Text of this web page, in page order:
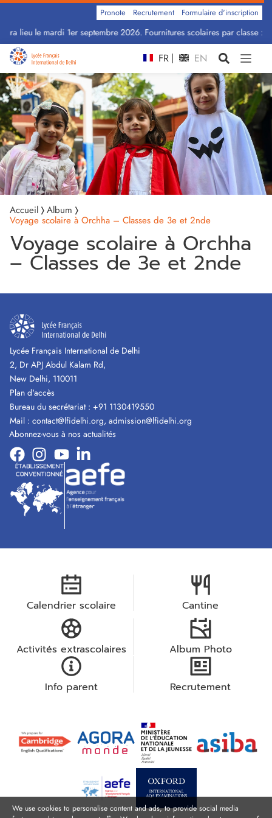
lieu le mardi 1er septembre 2026. Fournitures scolaires par classe :
Pronote Recrutement Formulaire d'inscription
FR EN
Accueil Album
Voyage scolaire à Orchha – Classes de 3e et 2nde
Voyage scolaire à Orchha
– Classes de 3e et 2nde
Lycée Français International de Delhi
2, Dr APJ Abdul Kalam Rd,
New Delhi, 110011
Plan d'accès
Bureau du secrétariat : +91 1130419550
Mail : contact@lfidelhi.org, admission@lfidelhi.org
Abonnez-vous à nos actualités
Calendrier scolaire Cantine
Activités extrascolaires Album Photo
Info parent Recrutement
We use cookies to personalise content and ads, to provide social media